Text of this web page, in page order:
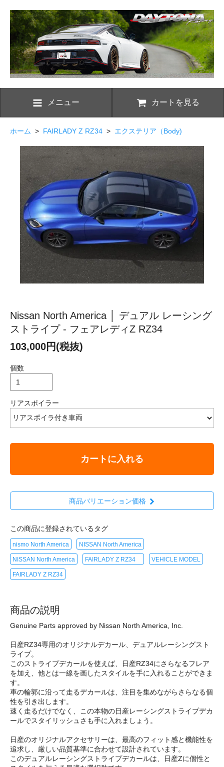
メニュー カートを見る
ホーム > FAIRLADY Z RZ34 > エクステリア（Body)
Nissan North America │ デュアル レーシング
ストライプ - フェアレディZ RZ34
103,000円(税抜)
個数
リアスポイラー
カートに入れる
商品バリエーション価格
この商品に登録されているタグ
nismo North America NISSAN North America
NISSAN North America FAIRLADY Z RZ34 VEHICLE MODEL
FAIRLADY Z RZ34
商品の説明
Genuine Parts approved by Nissan North America, Inc.
日産RZ34専用のオリジナルデカール、デュアルレーシングスト
ライプ。
このストライプデカールを使えば、日産RZ34にさらなるフレア
を加え、他とは一線を画したスタイルを手に入れることができま
す。
車の輪郭に沿って走るデカールは、注目を集めながらさらなる個
性を引き出します。
速く走るだけでなく、この本物の日産レーシングストライプデカ
ールでスタイリッシュさも手に入れましょう。
日産のオリジナルアクセサリーは、最高のフィット感と機能性を
追求し、厳しい品質基準に合わせて設計されています。
このデュアルレーシングストライプデカールは、日産Zに個性と